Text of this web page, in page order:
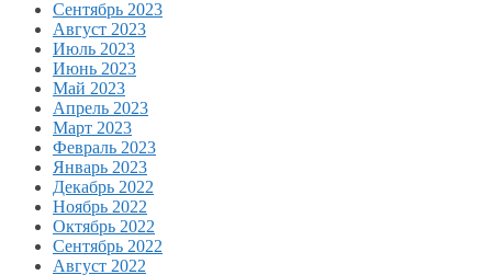
Сентябрь 2023
Август 2023
Июль 2023
Июнь 2023
Май 2023
Апрель 2023
Март 2023
Февраль 2023
Январь 2023
Декабрь 2022
Ноябрь 2022
Октябрь 2022
Сентябрь 2022
Август 2022